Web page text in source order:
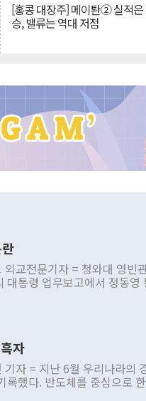
[홍콩 대장주] 메이퇀② 실적은
승, 밸류는 역대 저점
교전문기자 = 청와대 영빈
대통령 업무보고에서 정동영
을 거치지 않은 사안을 정책
현실적 구상'이라는 비판을
언이 물의를 빚은 적은 여러
로 부정적 입장을 표명한
과 월권을 제어해야 한다는
자
자 = 지난 6월 우리나라의
록했다. 반도체를 중심으로